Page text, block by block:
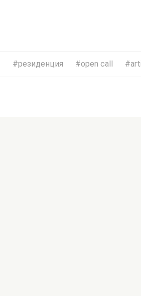
резиденция open call